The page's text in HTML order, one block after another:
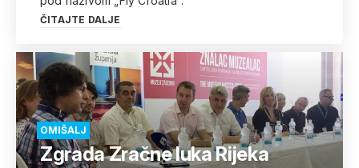
ČITAJTE DALJE
OMIŠALJ
Zgrada Zračne luka Rijeka